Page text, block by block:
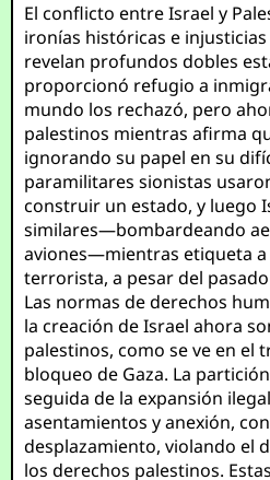
El conflicto entre Israel y
ironías históricas e
revelan profundos dobles
proporcionó refugio a
mundo los rechazó, pero
palestinos mientras afirma
ignorando su papel en su
paramilitares sionistas
construir un estado, y luego
similares—bombardeando
aviones—mientras etiqueta a
terrorista, a pesar del
Las normas de derechos
la creación de Israel ahora
palestinos, como se ve en el
bloqueo de Gaza. La
seguida de la expansión
asentamientos y anexión,
desplazamiento, violando el
los derechos palestinos.